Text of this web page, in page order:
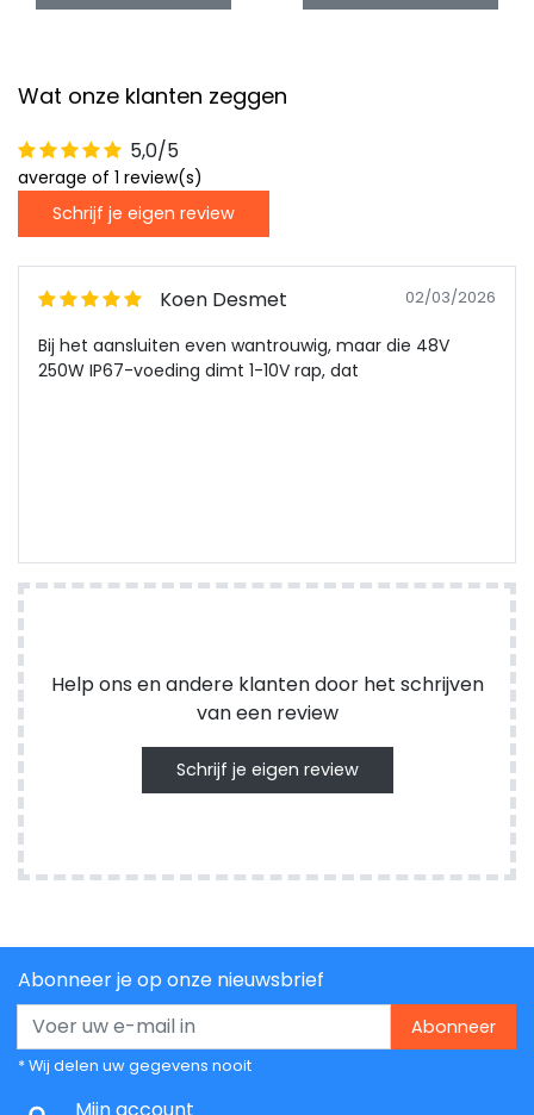
Wat onze klanten zeggen
5,0/5
average of 1 review(s)
Schrijf je eigen review
Koen Desmet 02/03/2026
Bij het aansluiten even wantrouwig, maar die 48V
250W IP67-voeding dimt 1-10V rap, dat
Help ons en andere klanten door het schrijven
van een review
Schrijf je eigen review
Abonneer je op onze nieuwsbrief
Abonneer
* Wij delen uw gegevens nooit